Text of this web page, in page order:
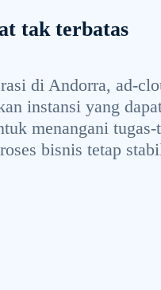
tak terbatas
di Andorra, ad-
instansi yang
menangani
bisnis tetap